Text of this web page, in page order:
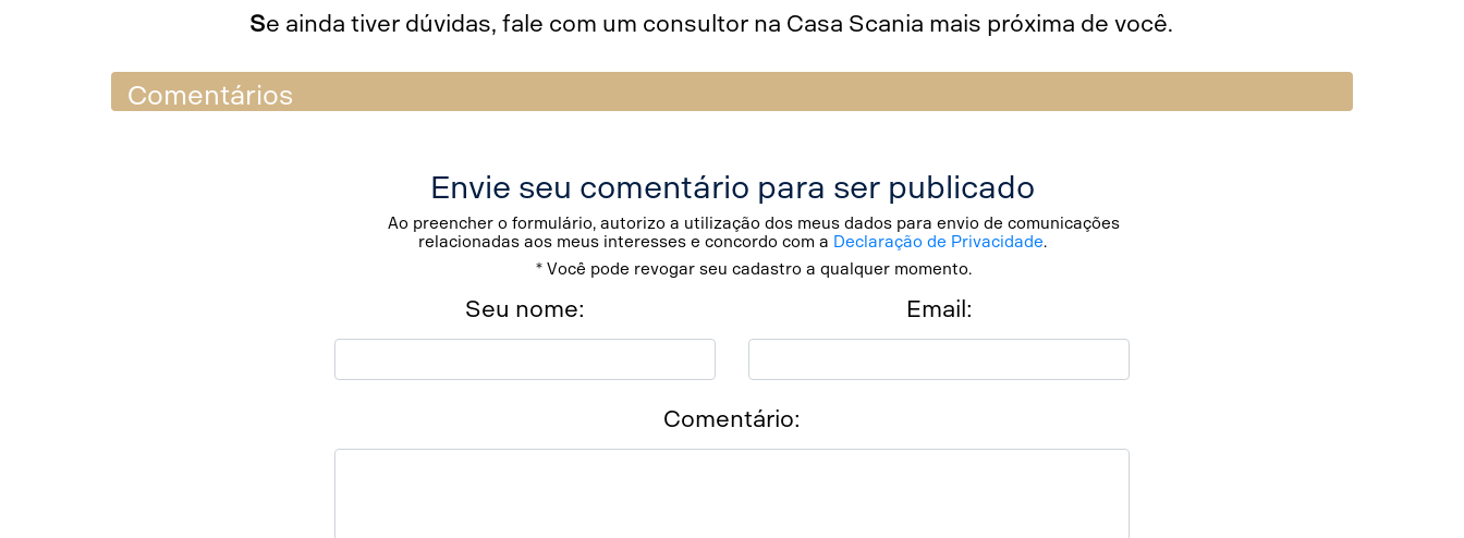
Se ainda tiver dúvidas, fale com um consultor na Casa Scania mais próxima de você.
Comentários
Envie seu comentário para ser publicado
Ao preencher o formulário, autorizo a utilização dos meus dados para envio de comunicações
relacionadas aos meus interesses e concordo com a Declaração de Privacidade.
* Você pode revogar seu cadastro a qualquer momento.
Seu nome: Email:
Comentário: